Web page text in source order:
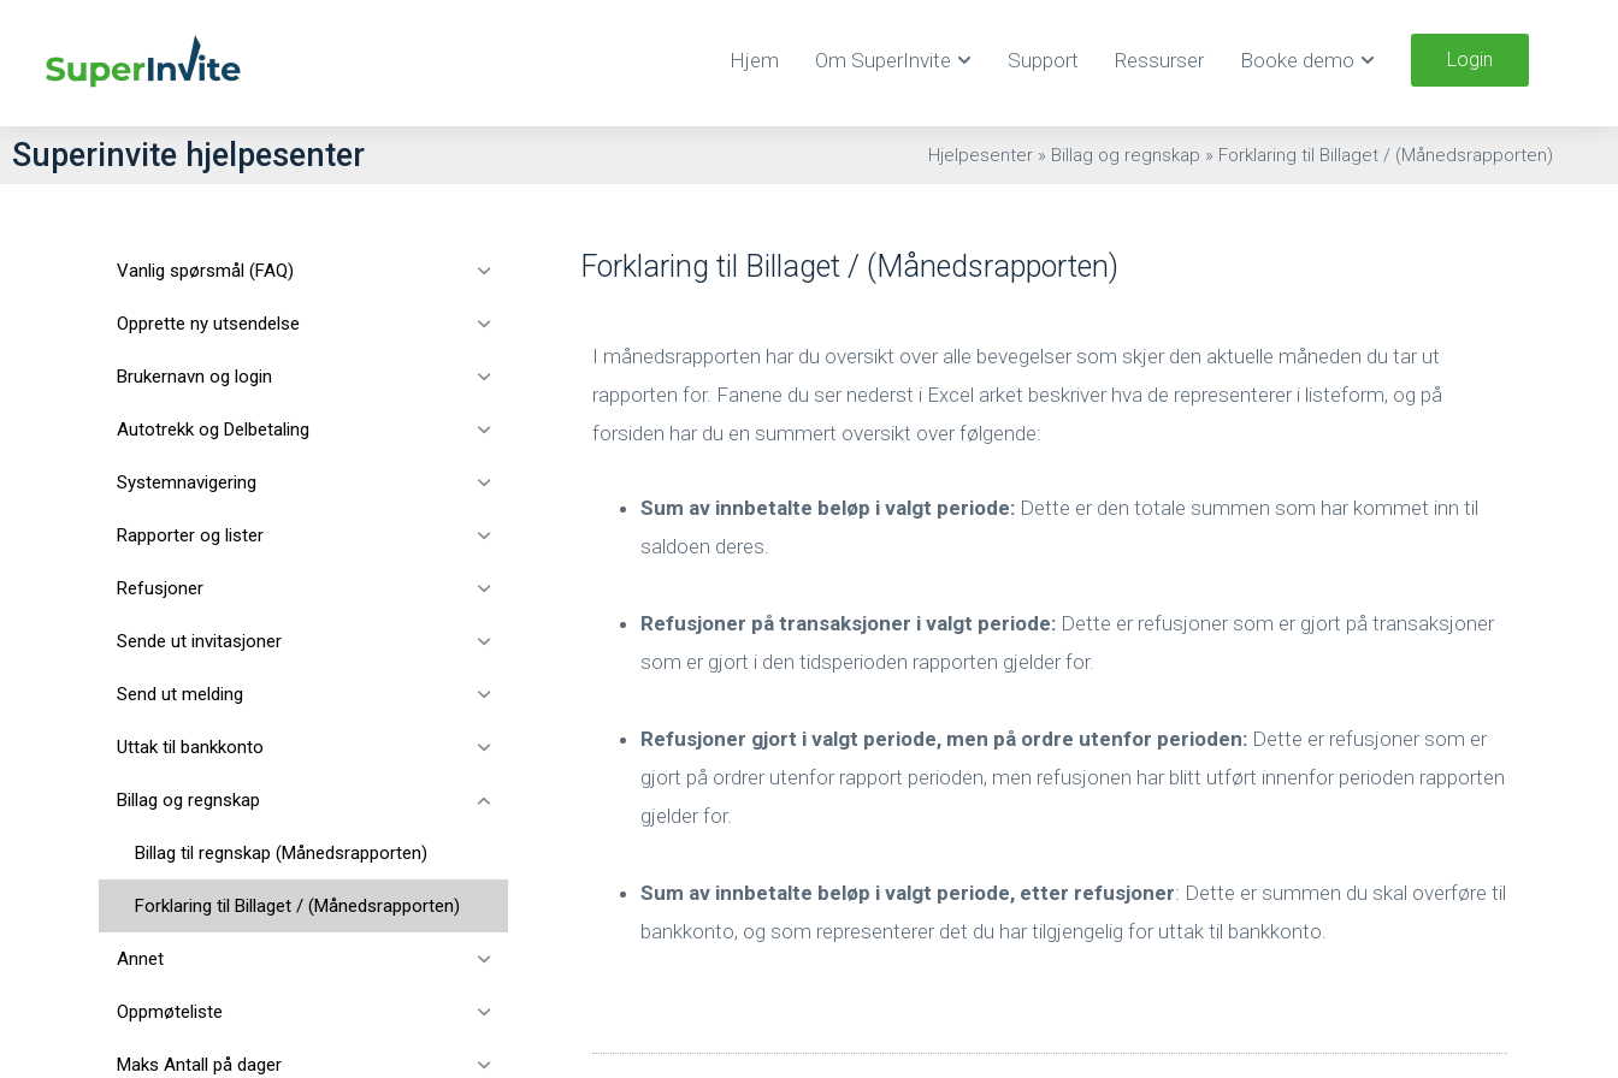
Hjem Om SuperInvite Support Ressurser Booke demo Login
Superinvite hjelpesenter Hjelpesenter » Billag og regnskap » Forklaring til Billaget / (Månedsrapporten)
Vanlig spørsmål (FAQ)
Opprette ny utsendelse
Brukernavn og login
Autotrekk og Delbetaling
Systemnavigering
Rapporter og lister
Refusjoner
Sende ut invitasjoner
Send ut melding
Uttak til bankkonto
Billag og regnskap
Billag til regnskap (Månedsrapporten)
Forklaring til Billaget / (Månedsrapporten)
Annet
Oppmøteliste
Maks Antall på dager
Forklaring til Billaget / (Månedsrapporten)
I månedsrapporten har du oversikt over alle bevegelser som skjer den aktuelle måneden du tar ut
rapporten for. Fanene du ser nederst i Excel arket beskriver hva de representerer i listeform, og på
forsiden har du en summert oversikt over følgende:
Sum av innbetalte beløp i valgt periode:Dette er den totale summen som har kommet inn til
saldoen deres.
Refusjoner på transaksjoner i valgt periode:Dette er refusjoner som er gjort på transaksjoner
som er gjort i den tidsperioden rapporten gjelder for.
Refusjoner gjort i valgt periode, men på ordre utenfor perioden:Dette er refusjoner som er
gjort på ordrer utenfor rapport perioden, men refusjonen har blitt utført innenfor perioden rapporten
gjelder for.
Sum av innbetalte beløp i valgt periode, etter refusjoner: Dette er summen du skal overføre til
bankkonto, og som representerer det du har tilgjengelig for uttak til bankkonto.